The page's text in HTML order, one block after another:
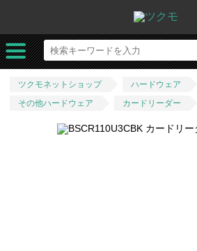
ツクモネットショップ
ハードウェア
その他ハードウェア
カードリーダー